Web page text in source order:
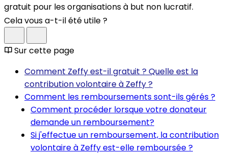
gratuit pour les organisations à but non lucratif.
Cela vous a-t-il été utile ?
Sur cette page
Comment Zeffy est-il gratuit ? Quelle est la
contribution volontaire à Zeffy ?
Comment les remboursements sont-ils gérés ?
Comment procéder lorsque votre donateur
demande un remboursement?
Si j'effectue un remboursement, la contribution
volontaire à Zeffy est-elle remboursée ?